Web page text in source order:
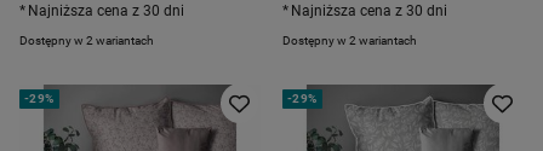
Dostępny w 2 wariantach
Najniższa cena z 30 dni
Dostępny w 2 wariantach
Najniższa cena z 30 dni
-29% -29%